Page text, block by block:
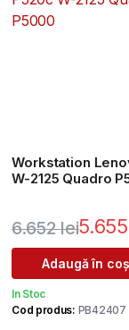
Workstation
W-2125 Quadro
6.652lei
Prețul
inițial
a
5.655
Prețul
curent
este:
Adaugă în coș
In Stoc
Cod produs: PB42407